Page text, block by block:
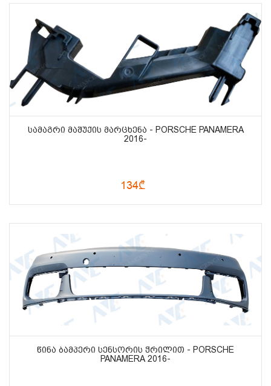
ᲡᲐᲛᲐᲒᲠᲘ ᲛᲐᲨᲣᲥᲘᲡ ᲛᲐᲠᲪᲮᲔᲜᲐ - PORSCHE PANAMERA
2016-
134₾
ᲬᲘᲜᲐ ᲑᲐᲛᲞᲔᲠᲘ ᲡᲔᲜᲡᲝᲠᲘᲡ ᲭᲠᲘᲚᲘᲗ - PORSCHE
PANAMERA 2016-